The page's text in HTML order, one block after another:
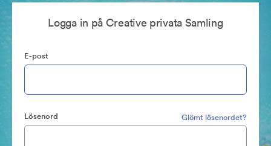
Logga in på Creative privata Samling
E-post
Lösenord Glömt lösenordet?